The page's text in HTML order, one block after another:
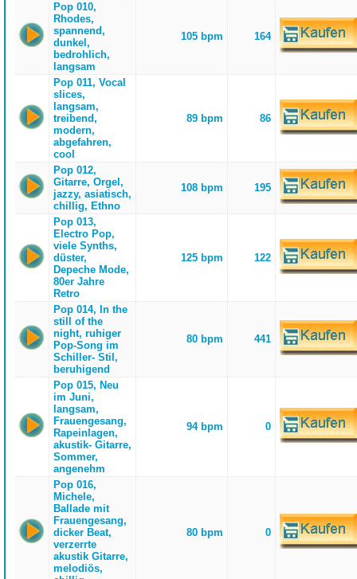
Pop 010,
Rhodes,
spannend,
dunkel,
bedrohlich,
langsam
105 bpm 164
Pop 011, Vocal
slices,
langsam,
treibend,
modern,
abgefahren,
cool
89 bpm 86
Pop 012,
Gitarre, Orgel,
jazzy, asiatisch,
chillig, Ethno
108 bpm 195
Pop 013,
Electro Pop,
viele Synths,
düster,
Depeche Mode,
80er Jahre
Retro
125 bpm 122
Pop 014, In the
still of the
night, ruhiger
Pop-Song im
Schiller- Stil,
beruhigend
80 bpm 441
Pop 015, Neu
im Juni,
langsam,
Frauengesang,
Rapeinlagen,
akustik- Gitarre,
Sommer,
angenehm
94 bpm 0
Pop 016,
Michele,
Ballade mit
Frauengesang,
dicker Beat,
verzerrte
akustik Gitarre,
melodiös,
80 bpm 0